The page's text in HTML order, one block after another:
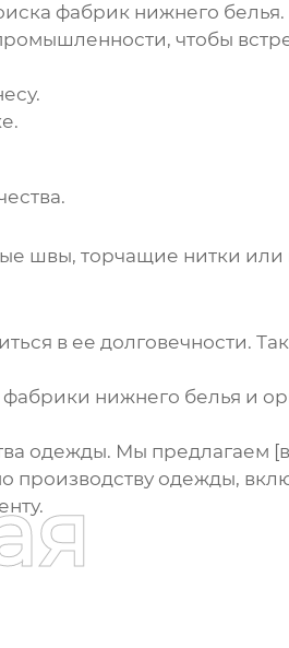
фабрик нижнего белья.
чтобы
.
швы, торчащие нитки или
в ее долговечности.
фабрики нижнего белья и
одежды. Мы предлагаем
производству одежды,